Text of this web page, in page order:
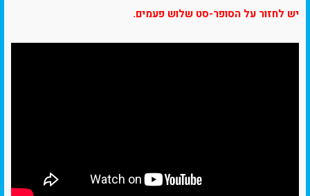
יש לחזור על הסופר-סט שלוש פעמים.